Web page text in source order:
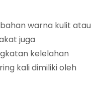
warna kulit atau
juga
kelelahan
kali dimiliki oleh